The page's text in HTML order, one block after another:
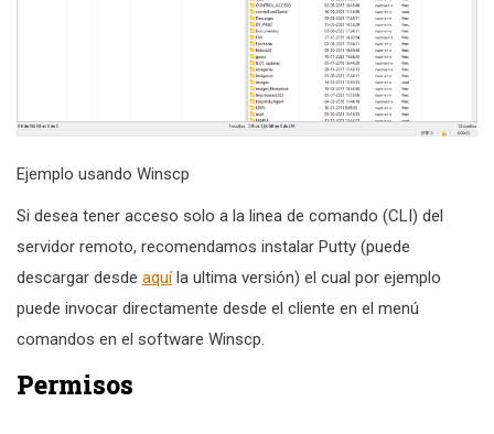
Ejemplo usando Winscp
Si desea tener acceso solo a la linea de comando (CLI) del
servidor remoto, recomendamos instalar Putty (puede
descargar desde aquíla ultima versión) el cual por ejemplo
puede invocar directamente desde el cliente en el menú
comandos en el software Winscp.
Permisos